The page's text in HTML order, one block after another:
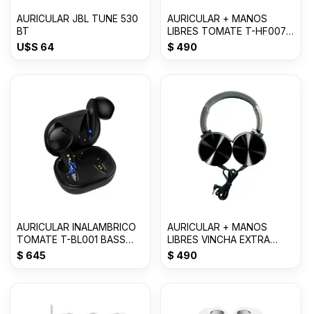
AURICULAR JBL TUNE 530
BT
U$S 64
AURICULAR + MANOS
LIBRES TOMATE T-HF007
FOR LIGHTNING--
$ 490
AURICULAR INALAMBRICO
TOMATE T-BL001 BASS
Con 50% OFF
$ 645
AURICULAR + MANOS
LIBRES VINCHA EXTRA
BASS 3.0mm MDR-
$ 490